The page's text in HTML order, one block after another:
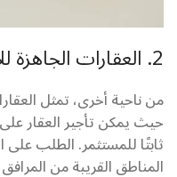
2. العقارات الجاهزة للاستثمار
من ناحية أخرى، تمثل
حيث يمكن تأجير العقار
ثابتًا للمستثمر. الطلب
المناطق القريبة من